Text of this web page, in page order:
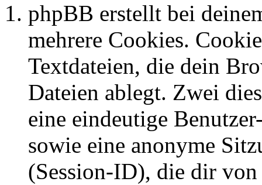
phpBB erstellt bei
mehrere Cookies.
Textdateien, die dein
Dateien ablegt. Zwei
eine eindeutige
sowie eine anonyme
(Session-ID), die dir